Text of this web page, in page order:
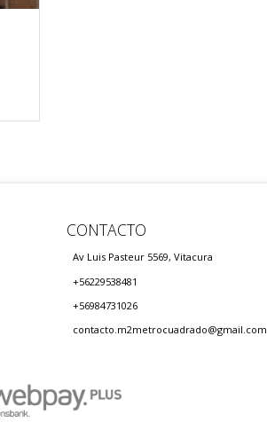
CONTACTO
Av Luis Pasteur 5569, Vitacura
+56229538481
+56984731026
contacto.m2metrocuadrado@gmail.com